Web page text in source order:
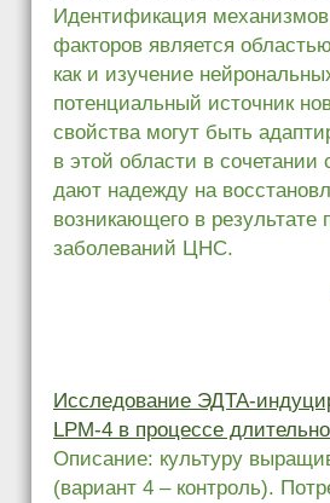
Идентификация
факторов является
как и изучение
потенциальный источник
свойства могут быть
в этой области в сочетании
дают надежду на
возникающего в
заболеваний ЦНС.
Исследование ЭДТА-
LPM-4 в процессе
Описание: культуру
(вариант 4 – контроль).